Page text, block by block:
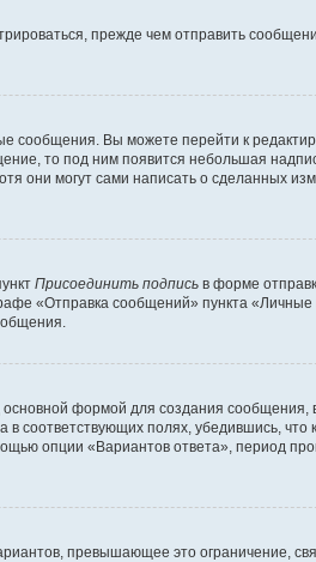
прежде чем отправить
сообщения. Вы можете перейти к
то под ним появится небольшая
они могут сами написать о сделанных
Присоединить подпись в форме
«Отправка сообщений» пункта
основной формой для создания сообщения,
соответствующих полях, убедившись,
опции «Вариантов ответа», период
превышающее это ограничение,